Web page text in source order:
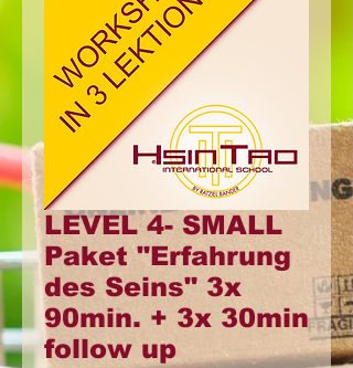
LEVEL 4- SMALL
Paket "Erfahrung
des Seins" 3x
90min. + 3x 30min
follow up